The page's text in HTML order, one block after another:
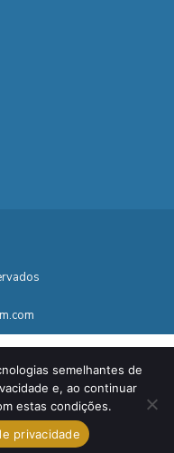
semelhantes de
e, ao continuar
estas condições.
privacidade